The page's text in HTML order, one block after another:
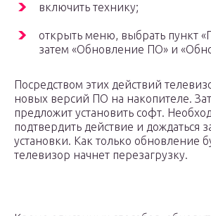
включить технику;
открыть меню, выбрать пункт
затем «Обновление ПО» и
Посредством этих действий
новых версий ПО на накопителе.
предложит установить софт.
подтвердить действие и дождаться
установки. Как только обновление
телевизор начнет перезагрузку.